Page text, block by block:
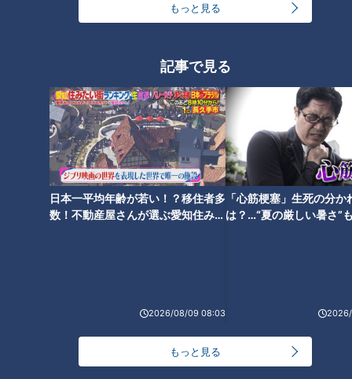
もっと見る
記事で見る
日本一平均年齢が若い！？移住者多
数！不動産屋さんが選ぶ愛知住みた
2026/08/09 08:03
「心筋梗塞」生死の分か
は？…“夏の厳しい暑さ”
もっと見る
名古屋の隠れた名物「皿台湾」
とは？駄菓子屋の令和版“たませ
ん”も！地元で人気の“愛されフ
ード”を調査
“極厚チャーシュー”に驚愕！愛
知・扶桑町の30年続く名店「し
な㐂」の『チャーシューめん』
＆豊田市の給食から生まれた
『納豆あえ』を調査！